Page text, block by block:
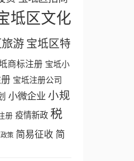
坻区文化
游 宝坻区特
商标注册 宝坻小
宝坻注册公司
小微企业 小规
册 疫情新政 税
策 简易征收 简